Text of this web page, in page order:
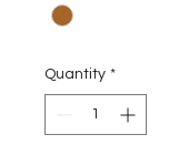
Quantity *